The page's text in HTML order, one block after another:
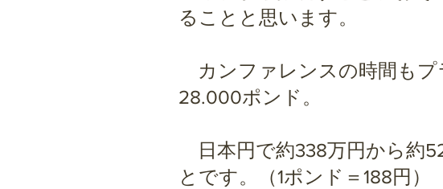
ることと思います。
カンファレンスの時間もプ
28.000ポンド。
日本円で約338万円から約
とです。（1ポンド＝188円）